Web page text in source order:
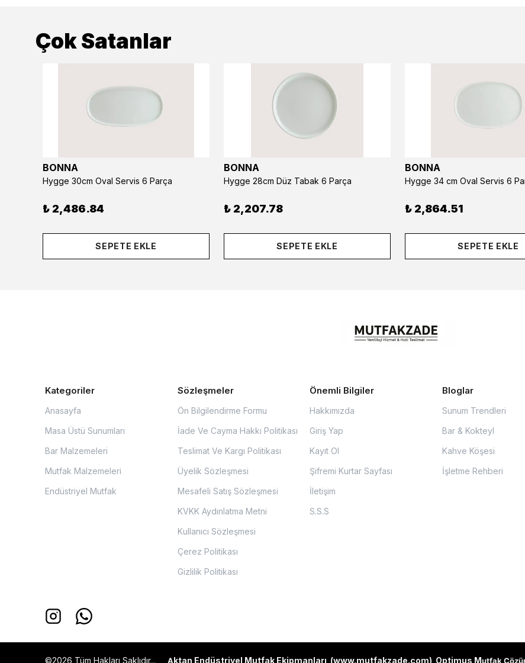
Çok Satanlar
BONNA
Hygge 30cm Oval Servis 6 Parça
₺ 2,486.84
SEPETE EKLE
BONNA
Hygge 28cm Düz Tabak 6 Parça
₺ 2,207.78
SEPETE EKLE
BONNA
Hygge 34 cm Oval Servis 6
₺ 2,864.51
SEPETE EKLE
Kategoriler
Anasayfa
Masa Üstü Sunumları
Bar Malzemeleri
Mutfak Malzemeleri
Endüstriyel Mutfak
Sözleşmeler
Ön Bilgilendirme Formu
İade Ve Cayma Hakkı Politikası
Teslimat Ve Kargı Politikası
Üyelik Sözleşmesi
Mesafeli Satış Sözleşmesi
KVKK Aydınlatma Metni
Kullanıcı Sözleşmesi
Çerez Politikası
Gizlilik Politikası
Önemli Bilgiler
Hakkımızda
Giriş Yap
Kayıt Ol
Şifremi Kurtar Sayfası
İletişim
S.S.S
Bloglar
Sunum Trendleri
Bar & Kokteyl
Kahve Köşesi
İşletme Rehberi
©2026 Tüm Hakları Saklıdır... Aktan Endüstriyel Mutfak Ekipmanları (www.mutfakzade.com) Optimus Mutfak